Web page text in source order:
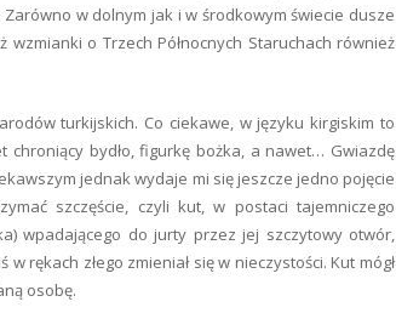
w dolnym jak i w środkowym świecie dusze
wzmianki o Trzech Północnych Staruchach również
turkijskich. Co ciekawe, w języku kirgiskim to
chroniący bydło, figurkę bożka, a nawet… Gwiazdę
jednak wydaje mi się jeszcze jedno pojęcie
szczęście, czyli kut, w postaci tajemniczego
wpadającego do jurty przez jej szczytowy otwór,
rękach złego zmieniał się w nieczystości. Kut mógł
osobę.